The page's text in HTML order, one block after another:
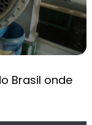
NR13
Brasil onde